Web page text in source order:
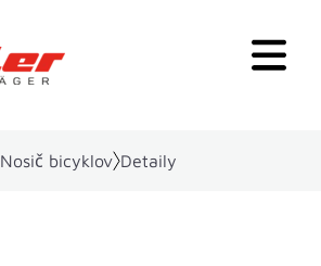
Nosič bicyklov Detaily